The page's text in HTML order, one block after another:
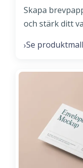
Skapa
och stärk ditt
›Se